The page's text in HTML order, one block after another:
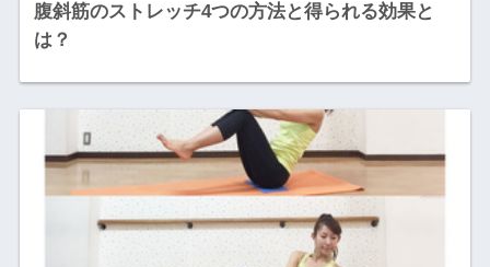
腹斜筋のストレッチ4つの方法と得られる効果と
は？